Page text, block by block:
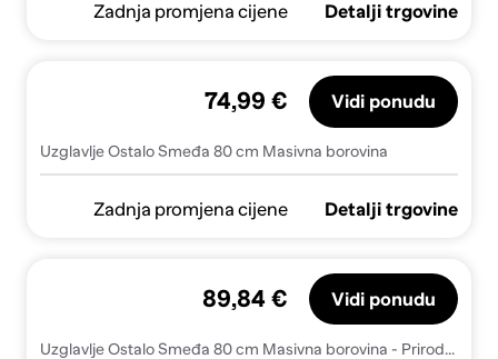
Zadnja promjena cijene Detalji trgovine
Uzglavlje Ostalo Smeđa 80 cm Masivna borovina
74,99 € Vidi ponudu
Zadnja promjena cijene Detalji trgovine
Uzglavlje Ostalo Smeđa 80 cm Masivna borovina - Prirodna i tamno siva 80 cm
89,84 € Vidi ponudu